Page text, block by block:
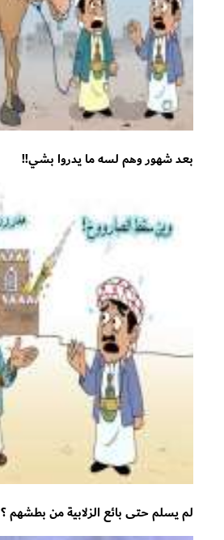
بعد شهور وهم لسه ما يدروا بشي!!
لم يسلم حتى بائع الزلابية من بطشهم ؟